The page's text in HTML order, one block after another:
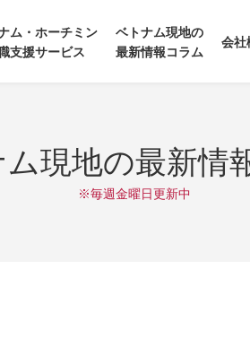
ム・ホーチミン
支援サービス
ベトナム現地の
最新情報コラム
会社
現地の最新情
※毎週金曜日更新中